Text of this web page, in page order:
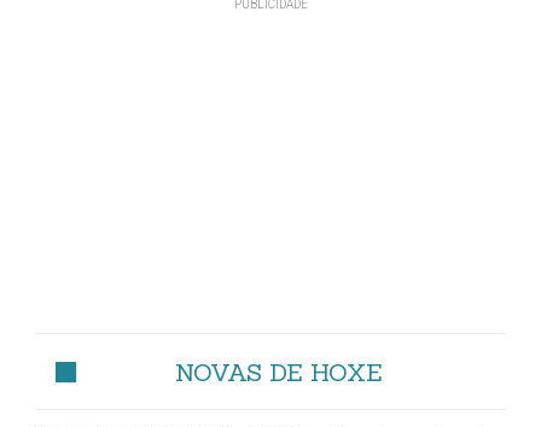
NOVAS DE HOXE